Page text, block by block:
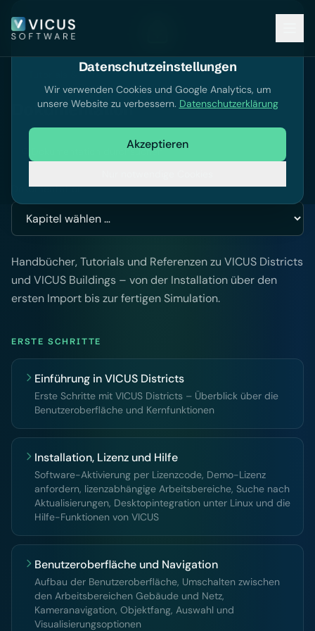
Tutorials & Hilfe
Dokumentation
Dokumentation durchsuchen
Dokumentation
Handbücher, Tutorials und Referenzen zu VICUS Districts
und VICUS Buildings – von der Installation über den
ersten Import bis zur fertigen Simulation.
ERSTE SCHRITTE
Einführung in VICUS Districts
Erste Schritte mit VICUS Districts – Überblick über die
Benutzeroberfläche und Kernfunktionen
Installation, Lizenz und Hilfe
Software-Aktivierung per Lizenzcode, Demo-Lizenz
anfordern, lizenzabhängige Arbeitsbereiche, Suche nach
Aktualisierungen, Desktopintegration unter Linux und die
Hilfe-Funktionen von VICUS
Benutzeroberfläche und Navigation
Aufbau der Benutzeroberfläche, Umschalten zwischen
den Arbeitsbereichen Gebäude und Netz,
Kameranavigation, Objektfang, Auswahl und
Visualisierungsoptionen
Datenschutzeinstellungen
Wir verwenden Cookies und Google Analytics, um
unsere Website zu verbessern. Datenschutzerklärung
Akzeptieren